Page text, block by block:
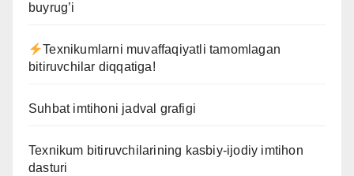
buyrug’i
Texnikumlarni muvaffaqiyatli tamomlagan
bitiruvchilar diqqatiga!
Suhbat imtihoni jadval grafigi
Texnikum bitiruvchilarining kasbiy-ijodiy imtihon
dasturi